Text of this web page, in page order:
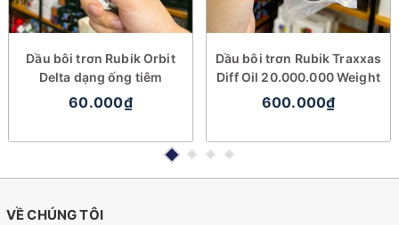
Dầu bôi trơn Rubik Orbit
Delta dạng ống tiêm
60.000₫
Dầu bôi trơn Rubik Traxxas
Diff Oil 20.000.000 Weight
600.000₫
VỀ CHÚNG TÔI